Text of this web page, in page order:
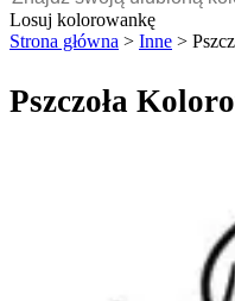
POLSKI
FRANÇAIS
Losuj kolorowankę
Strona główna > Inne >
Pszczoła